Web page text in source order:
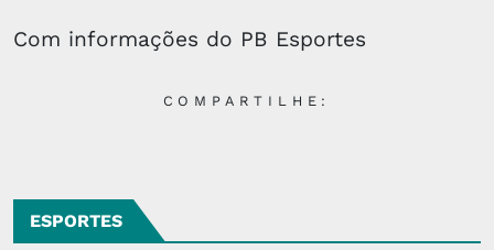
Com informações do PB Esportes
COMPARTILHE:
ESPORTES